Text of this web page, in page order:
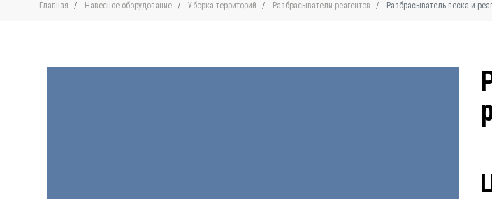
Главная Навесное оборудование Уборка территорий Разбрасыватели реагентов Разбрасыватель песка и